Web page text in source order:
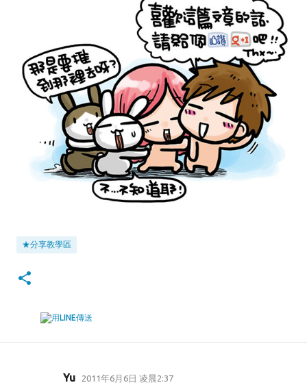
★分享教學區
Yu 2011年6月6日 凌晨2:37